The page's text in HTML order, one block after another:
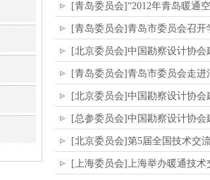
[青岛委员会]“2012年青岛暖通
[青岛委员会]青岛市委员会召开
[北京委员会]中国勘察设计协
[青岛委员会]青岛市委员会走
[北京委员会]中国勘察设计协
[总参委员会]中国勘察设计协
[北京委员会]第5届全国技术交
[上海委员会]上海举办暖通技术